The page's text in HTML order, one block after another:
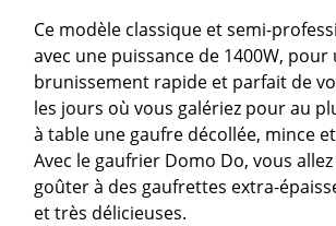
Ce modèle classique et semi-
avec une puissance de 1400W, pour
brunissement rapide et parfait de
les jours où vous galériez pour au
à table une gaufre décollée, mince
Avec le gaufrier Domo Do, vous
goûter à des gaufrettes extra-
et très délicieuses.